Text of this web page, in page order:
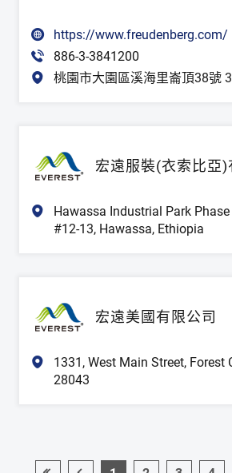
https://www.freudenberg.com/
886-3-3841200
桃園市大園區溪海里崙頂38號
宏遠服裝(衣索比亞)
Hawassa Industrial Park
#12-13, Hawassa, Ethiopia
宏遠美國有限公司
1331, West Main Street, Forest
28043